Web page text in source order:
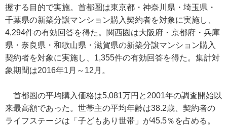
握する目的で実施。首都圏は東京都・神奈川県・埼玉県・
千葉県の新築分譲マンション購入契約者を対象に実施し、
4,294件の有効回答を得た。関西圏は大阪府・京都府・兵庫
県・奈良県・和歌山県・滋賀県の新築分譲マンション購入
契約者を対象に実施し、1,355件の有効回答を得た。集計対
象期間は2016年1月～12月。
首都圏の平均購入価格は5,081万円と2001年の調査開始以
来最高額であった。世帯主の平均年齢は38.2歳、契約者の
ライフステージは「子どもあり世帯」が45.5％を占める。